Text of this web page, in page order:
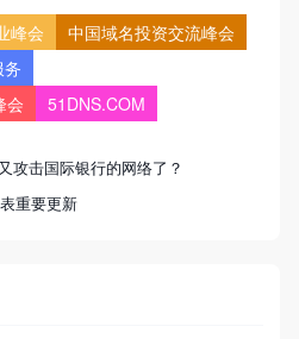
峰会
中国域名投资交流峰会
会
51DNS.COM
攻击国际银行的网络了？
重要更新